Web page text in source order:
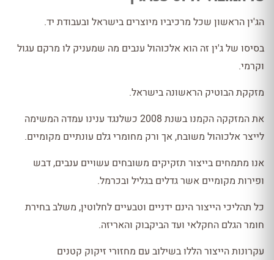
הג'ין הראשון שכל מרכיביו מיוצרים בישראל ובעבודת יד.
בסיסו של ג'ין זה הוא אלכוהול ענבים מה שמעניק לו מרקם עגול
וקרמי.
מזקקת הבוטיק הראשונה בישראל.
את המזקקה הקמנו בשנת 2008 כשלנגד ענינו עמדה המשימה
לייצר אלכוהול משובח, אך ורק מחומרי גלם עונתיים מקומיים.
אנו מתמחים בייצור תזקיקים משובחים עשויים ענבים, דבש
ופירות מקומיים אשר גדלים בגליל ובכרמל.
כל תהליכי הייצור הינם ידניים וטבעיים לחלוטין, משלב בחירת
חומר הגלם החקלאי ועד הביקבוק והאריזה.
עקרונות הייצור הללו בשילוב עם מחזורי זיקוק קטנים